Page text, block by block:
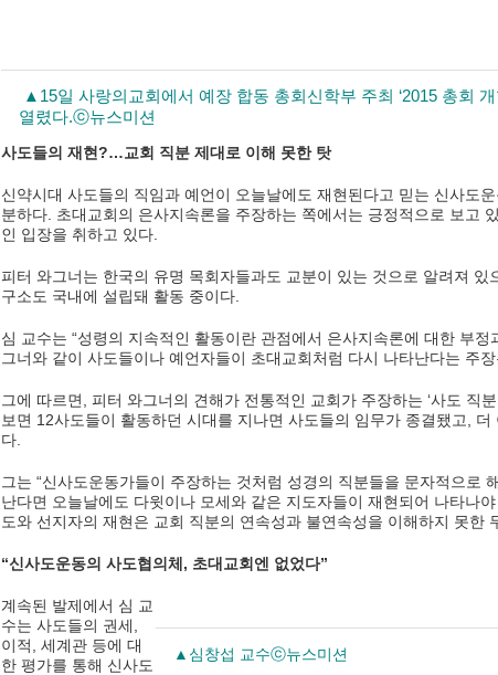
▲15일 사랑의교회에서 예장 합동 총회신학부 주최 ‘2015 총회
열렸다.ⓒ뉴스미션
사도들의 재현?…교회 직분 제대로 이해 못한 탓
신약시대 사도들의 직임과 예언이 오늘날에도 재현된다고 믿는 신사도
분하다. 초대교회의 은사지속론을 주장하는 쪽에서는 긍정적으로 보고
인 입장을 취하고 있다.
피터 와그너는 한국의 유명 목회자들과도 교분이 있는 것으로 알려져
구소도 국내에 설립돼 활동 중이다.
심 교수는 “성령의 지속적인 활동이란 관점에서 은사지속론에 대한 부
그너와 같이 사도들이나 예언자들이 초대교회처럼 다시 나타난다는 주장
그에 따르면, 피터 와그너의 견해가 전통적인 교회가 주장하는 ‘사도 직
보면 12사도들이 활동하던 시대를 지나면 사도들의 임무가 종결됐고,
다.
그는 “신사도운동가들이 주장하는 것처럼 성경의 직분들을 문자적으로
난다면 오늘날에도 다윗이나 모세와 같은 지도자들이 재현되어 나타나
도와 선지자의 재현은 교회 직분의 연속성과 불연속성을 이해하지 못한
“신사도운동의 사도협의체, 초대교회엔 없었다”
▲심창섭 교수ⓒ뉴스미션
계속된 발제에서 심 교
수는 사도들의 권세,
이적, 세계관 등에 대
한 평가를 통해 신사도